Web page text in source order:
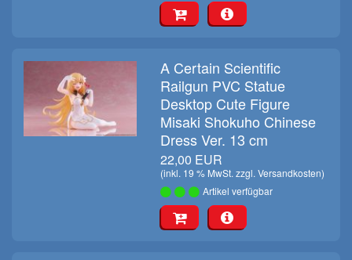
A Certain Scientific
Railgun PVC Statue
Desktop Cute Figure
Misaki Shokuho Chinese
Dress Ver. 13 cm
22,00 EUR
(inkl. 19 % MwSt. zzgl.Versandkosten)
Artikel verfügbar